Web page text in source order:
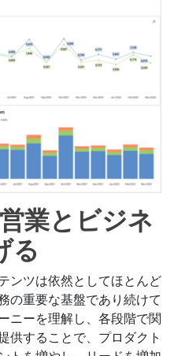
業とビジネ
る
ンツは依然としてほとんど
の重要な基盤であり続けて
ニーを理解し、各段階で関
供することで、プロダクト